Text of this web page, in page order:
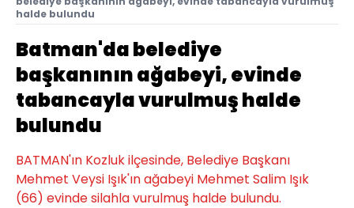
halde bulundu
Batman'da belediye
başkanının ağabeyi, evinde
tabancayla vurulmuş halde
bulundu
BATMAN'ın Kozluk ilçesinde, Belediye Başkanı
Mehmet Veysi Işık'ın ağabeyi Mehmet Salim Işık
(66) evinde silahla vurulmuş halde bulundu.